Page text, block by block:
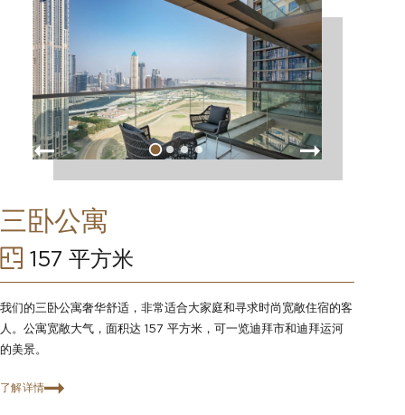
三卧公寓
157 平方米
我们的三卧公寓奢华舒适，非常适合大家庭和寻求时尚宽敞住宿的客
人。公寓宽敞大气，面积达 157 平方米，可一览迪拜市和迪拜运河
的美景。
了解详情